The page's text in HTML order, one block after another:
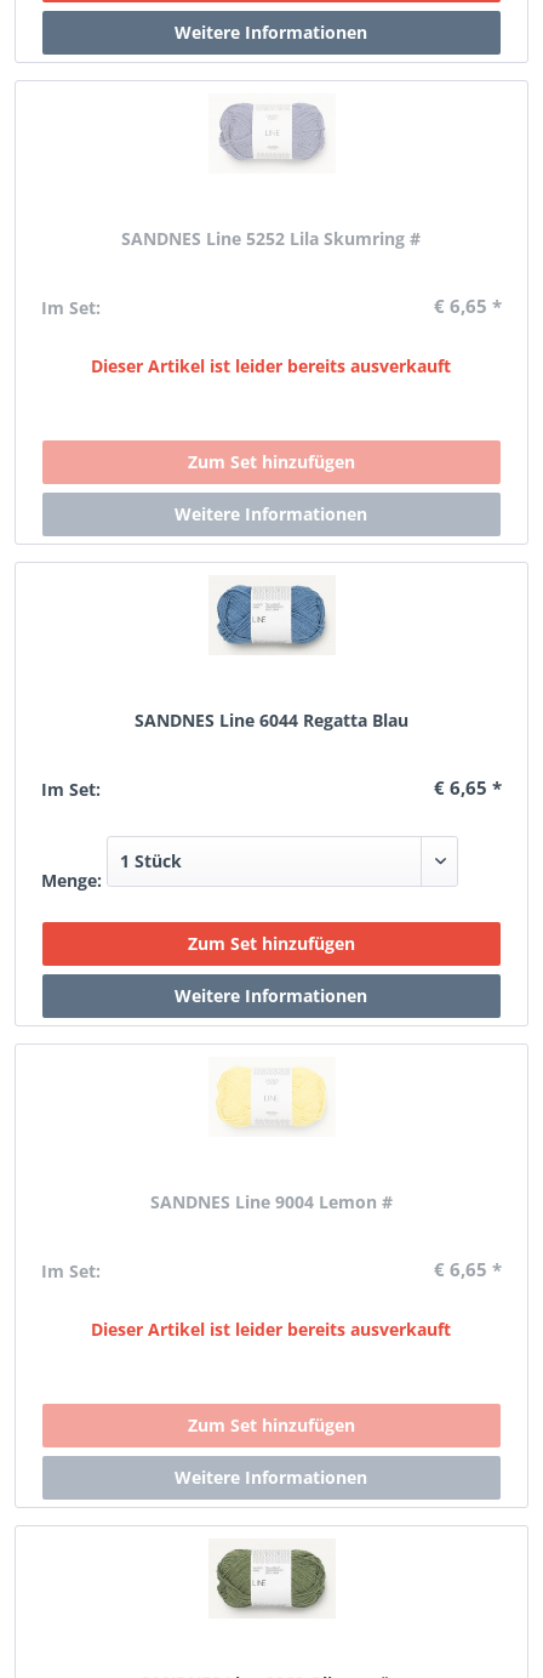
SANDNES Line 5252 Lila Skumring #
Im Set: € 6,65 *
Dieser Artikel ist leider bereits ausverkauft
SANDNES Line 6044 Regatta Blau
Im Set: € 6,65 *
Menge:
SANDNES Line 9004 Lemon #
Im Set: € 6,65 *
Dieser Artikel ist leider bereits ausverkauft